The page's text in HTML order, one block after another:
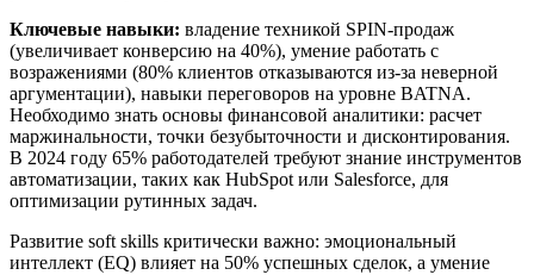
Ключевые навыки: владение техникой SPIN-продаж
(увеличивает конверсию на 40%), умение работать с
возражениями (80% клиентов отказываются из-за неверной
аргументации), навыки переговоров на уровне BATNA.
Необходимо знать основы финансовой аналитики: расчет
маржинальности, точки безубыточности и дисконтирования.
В 2024 году 65% работодателей требуют знание инструментов
автоматизации, таких как HubSpot или Salesforce, для
оптимизации рутинных задач.
Развитие soft skills критически важно: эмоциональный
интеллект (EQ) влияет на 50% успешных сделок, а умение